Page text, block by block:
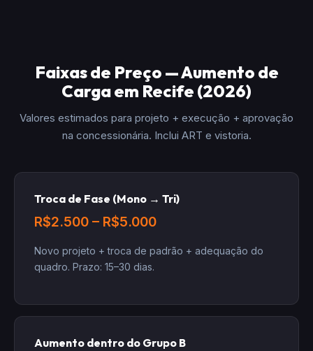
Faixas de Preço — Aumento de
Carga em Recife (2026)
Valores estimados para projeto + execução + aprovação
na concessionária. Inclui ART e vistoria.
Troca de Fase (Mono → Tri)
R$2.500 – R$5.000
Novo projeto + troca de padrão + adequação do
quadro. Prazo: 15–30 dias.
Aumento dentro do Grupo B